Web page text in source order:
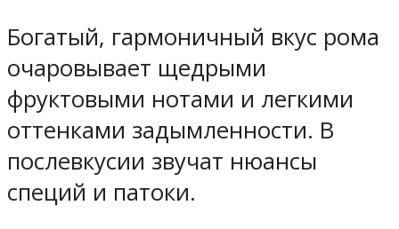
Богатый, гармоничный вкус рома
очаровывает щедрыми
фруктовыми нотами и легкими
оттенками задымленности. В
послевкусии звучат нюансы
специй и патоки.